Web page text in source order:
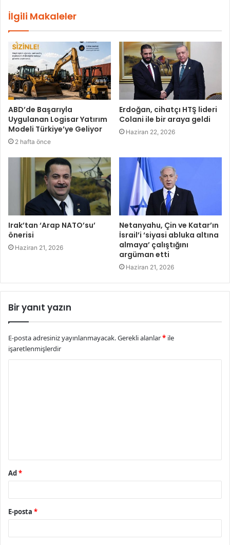
İlgili Makaleler
ABD’de Başarıyla
Uygulanan Logisar Yatırım
Modeli Türkiye’ye Geliyor
2 hafta önce
Erdoğan, cihatçı HTŞ lideri
Colani ile bir araya geldi
Haziran 22, 2026
Irak’tan ‘Arap NATO’su’
önerisi
Haziran 21, 2026
Netanyahu, Çin ve Katar’ın
İsrail’i ‘siyasi abluka altına
almaya’ çalıştığını
argüman etti
Haziran 21, 2026
Bir yanıt yazın
E-posta adresiniz yayınlanmayacak.Gerekli alanlar* ile
işaretlenmişlerdir
Ad*
E-posta *